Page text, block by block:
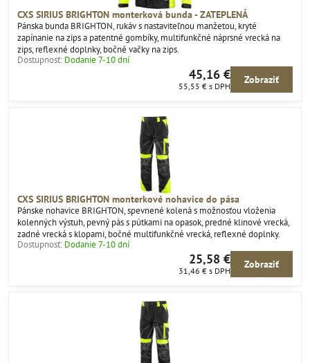
CXS SIRIUS BRIGHTON monterková bunda - ZATEPLENÁ
Pánska bunda BRIGHTON, rukáv s nastaviteľnou manžetou, kryté
zapínanie na zips a patentné gombíky, multifunkčné náprsné vrecká na
zips, reflexné doplnky, bočné vačky na zips.
Dostupnosť: Dodanie 7-10 dní
45,16 €
55,55 € s DPH
Zobraziť
CXS SIRIUS BRIGHTON monterkové nohavice do pása
Pánske nohavice BRIGHTON, spevnené kolená s možnosťou vloženia
kolenných výstuh, pevný pás s pútkami na opasok, predné klinové vrecká,
zadné vrecká s klopami, bočné multifunkčné vrecká, reflexné doplnky.
Dostupnosť: Dodanie 7-10 dní
25,58 €
31,46 € s DPH
Zobraziť